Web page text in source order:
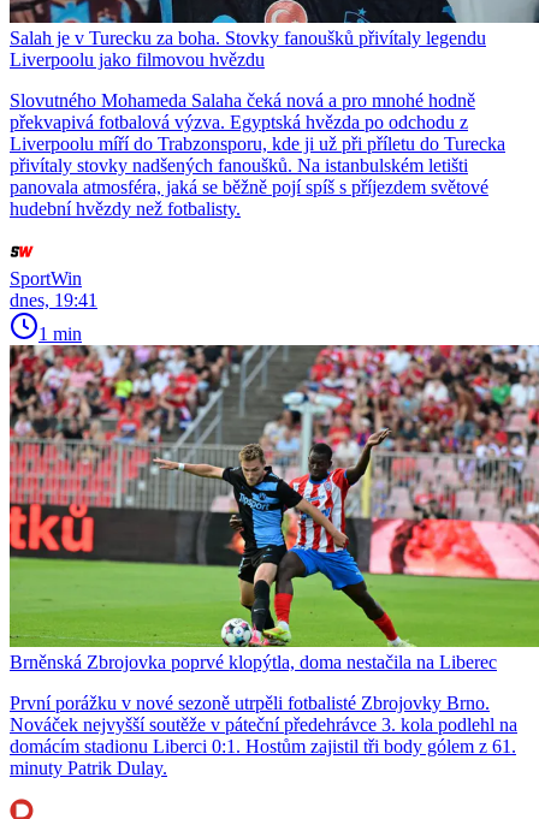
Salah je v Turecku za boha. Stovky fanoušků přivítaly legendu
Liverpoolu jako filmovou hvězdu
Slovutného Mohameda Salaha čeká nová a pro mnohé hodně
překvapivá fotbalová výzva. Egyptská hvězda po odchodu z
Liverpoolu míří do Trabzonsporu, kde ji už při příletu do Turecka
přivítaly stovky nadšených fanoušků. Na istanbulském letišti
panovala atmosféra, jaká se běžně pojí spíš s příjezdem světové
hudební hvězdy než fotbalisty.
SportWin
dnes, 19:41
1 min
Brněnská Zbrojovka poprvé klopýtla, doma nestačila na Liberec
První porážku v nové sezoně utrpěli fotbalisté Zbrojovky Brno.
Nováček nejvyšší soutěže v páteční předehrávce 3. kola podlehl na
domácím stadionu Liberci 0:1. Hostům zajistil tři body gólem z 61.
minuty Patrik Dulay.